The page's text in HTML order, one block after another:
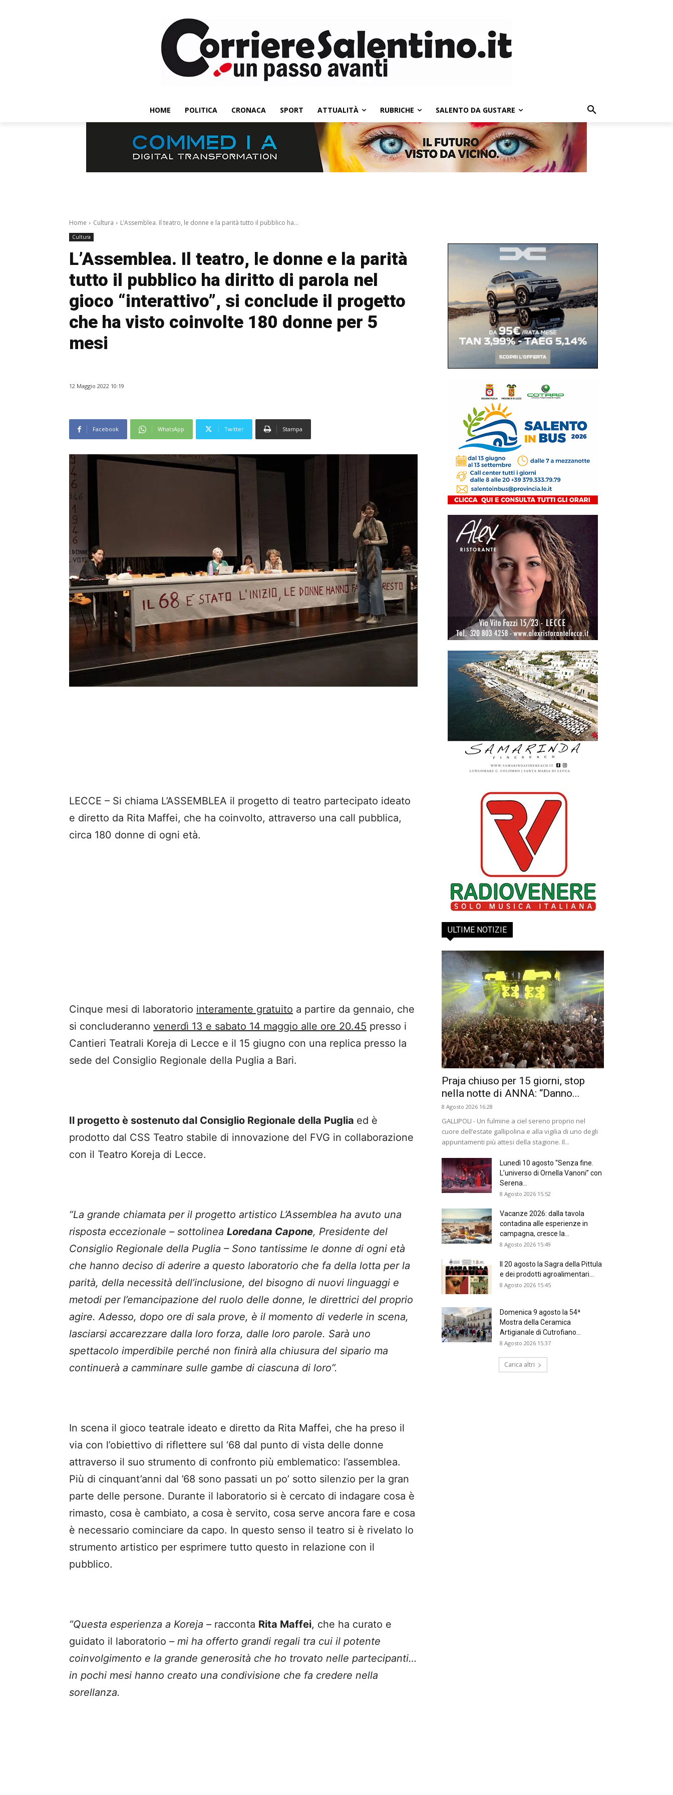
HOME POLITICA CRONACA SPORT ATTUALITÀ RUBRICHE SALENTO DA GUSTARE
Home Cultura L’Assemblea. Il teatro, le donne e la parità tutto il pubblico ha...
Cultura
L’Assemblea. Il teatro, le donne e la parità
tutto il pubblico ha diritto di parola nel
gioco “interattivo”, si conclude il progetto
che ha visto coinvolte 180 donne per 5
mesi
12 Maggio 2022 10:19
Facebook WhatsApp Twitter Stampa
LECCE – Si chiama L’ASSEMBLEA il progetto di teatro partecipato ideato
e diretto da Rita Maffei, che ha coinvolto, attraverso una call pubblica,
circa 180 donne di ogni età.
Cinque mesi di laboratorio interamente gratuito a partire da gennaio, che
si concluderanno venerdì 13 e sabato 14 maggio alle ore 20.45 presso i
Cantieri Teatrali Koreja di Lecce e il 15 giugno con una replica presso la
sede del Consiglio Regionale della Puglia a Bari.
Il progetto è sostenuto dal Consiglio Regionale della Puglia ed è
prodotto dal CSS Teatro stabile di innovazione del FVG in collaborazione
con il Teatro Koreja di Lecce.
“La grande chiamata per il progetto artistico L’Assemblea ha avuto una
risposta eccezionale – sottolinea Loredana Capone, Presidente del
Consiglio Regionale della Puglia – Sono tantissime le donne di ogni età
che hanno deciso di aderire a questo laboratorio che fa della lotta per la
parità, della necessità dell’inclusione, del bisogno di nuovi linguaggi e
metodi per l’emancipazione del ruolo delle donne, le direttrici del proprio
agire. Adesso, dopo ore di sala prove, è il momento di vederle in scena,
lasciarsi accarezzare dalla loro forza, dalle loro parole. Sarà uno
spettacolo imperdibile perché non finirà alla chiusura del sipario ma
continuerà a camminare sulle gambe di ciascuna di loro”.
In scena il gioco teatrale ideato e diretto da Rita Maffei, che ha preso il
via con l’obiettivo di riflettere sul ‘68 dal punto di vista delle donne
attraverso il suo strumento di confronto più emblematico: l’assemblea.
Più di cinquant’anni dal ’68 sono passati un po’ sotto silenzio per la gran
parte delle persone. Durante il laboratorio si è cercato di indagare cosa è
rimasto, cosa è cambiato, a cosa è servito, cosa serve ancora fare e cosa
è necessario cominciare da capo. In questo senso il teatro si è rivelato lo
strumento artistico per esprimere tutto questo in relazione con il
pubblico.
“Questa esperienza a Koreja – racconta Rita Maffei, che ha curato e
guidato il laboratorio – mi ha offerto grandi regali tra cui il potente
coinvolgimento e la grande generosità che ho trovato nelle partecipanti…
in pochi mesi hanno creato una condivisione che fa credere nella
sorellanza.
ULTIME NOTIZIE
Praja chiuso per 15 giorni, stop
nella notte di ANNA: “Danno...
8 Agosto 2026 16:28
GALLIPOLI - Un fulmine a ciel sereno proprio nel
cuore dell’estate gallipolina e alla vigilia di uno degli
appuntamenti più attesi della stagione. Il...
Lunedì 10 agosto “Senza fine.
L’universo di Ornella Vanoni” con
Serena...
8 Agosto 2026 15:52
Vacanze 2026: dalla tavola
contadina alle esperienze in
campagna, cresce la...
8 Agosto 2026 15:49
Il 20 agosto la Sagra della Pittula
e dei prodotti agroalimentari...
8 Agosto 2026 15:45
Domenica 9 agosto la 54ª
Mostra della Ceramica
Artigianale di Cutrofiano...
8 Agosto 2026 15:37
Carica altri